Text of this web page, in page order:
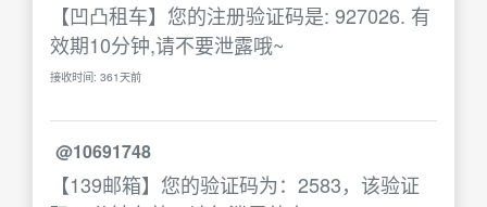
【凹凸租车】您的注册验证码是: 927026. 有
效期10分钟,请不要泄露哦~
接收时间: 361天前
@10691748
【139邮箱】您的验证码为：2583，该验证